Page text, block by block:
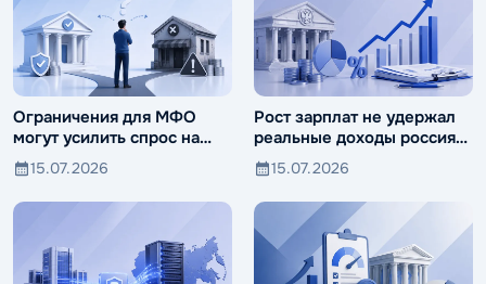
Ограничения для МФО
могут усилить спрос на
ломбарды
15.07.2026
Рост зарплат не удержал
реальные доходы россиян
от падения
15.07.2026